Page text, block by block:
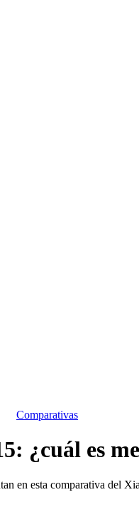
Comparativas
¿cuál es
en esta comparativa del